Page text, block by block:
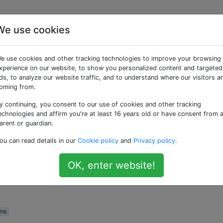
extensions
S a reçu sa mise à jour 4.0.4 hier, et j'ai maintenant le
numéro 07123456789 et que je reçois un SMS de ce
Cependant, le téléphone ne semble plus reconnaître
dire que l'un est avec l'extension internationale, un sans)
le texte. Y a-t-il un paramètre ou quelque chose qui
use cookies
use cookies and other tracking technologies to improve your browsing
on our website, to show you personalized content and targeted
to analyze our website traffic, and to understand where our visitors
from.
continuing, you consent to our use of cookies and other tracking
and affirm you're at least 16 years old or have consent from a
or guardian.
can read details in our Cookie policy and Privacy policy.
OK, enter website!